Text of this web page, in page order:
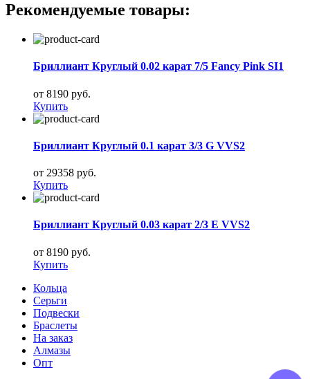
Рекомендуемые товары:
Бриллиант Круглый 0.02 карат 7/5 Fancy Pink SI1
от 8190 руб.
Купить
Бриллиант Круглый 0.1 карат 3/3 G VVS2
от 29358 руб.
Купить
Бриллиант Круглый 0.03 карат 2/3 E VVS2
от 8190 руб.
Купить
Кольца
Серьги
Подвески
Браслеты
На заказ
Алмазы
Опт